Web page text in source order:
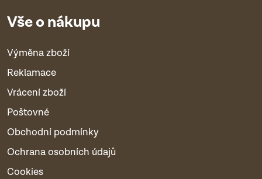
Vše o nákupu
Výměna zboží
Reklamace
Vrácení zboží
Poštovné
Obchodní podmínky
Ochrana osobních údajů
Cookies